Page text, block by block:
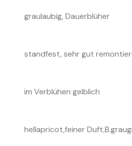
graulaubig, Dauerblüher
standfest, sehr gut
im Verblühen gelblich
hellapricot,feiner